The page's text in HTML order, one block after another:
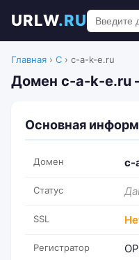
URLW.RU
Главная › C › c-a-k-e.ru
Домен c-a-k-e.ru
Основная
Домен c-
Статус
SSL
Регистратор